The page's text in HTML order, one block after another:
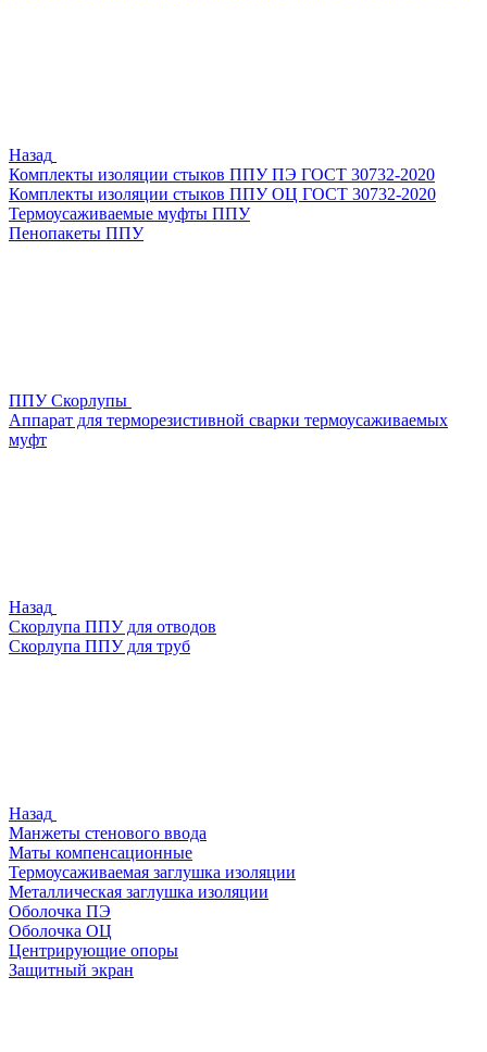
Назад
Комплекты изоляции стыков ППУ ПЭ ГОСТ 30732-2020
Комплекты изоляции стыков ППУ ОЦ ГОСТ 30732-2020
Термоусаживаемые муфты ППУ
Пенопакеты ППУ
ППУ Скорлупы
Аппарат для терморезистивной сварки термоусаживаемых
муфт
Назад
Скорлупа ППУ для отводов
Скорлупа ППУ для труб
Назад
Манжеты стенового ввода
Маты компенсационные
Термоусаживаемая заглушка изоляции
Металлическая заглушка изоляции
Оболочка ПЭ
Оболочка ОЦ
Центрирующие опоры
Защитный экран